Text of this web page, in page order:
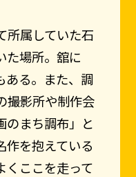
所属していた石
た場所。舘に
ある。また、調
撮影所や制作会
のまち調布」と
作を抱えている
くここを走って